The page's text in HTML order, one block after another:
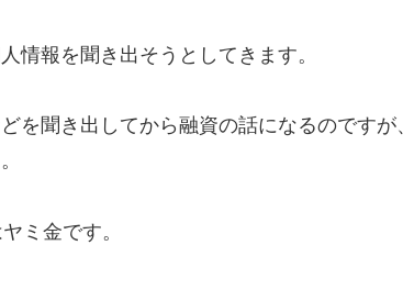
情報を聞き出そうとしてきます。
を聞き出してから融資の話になるのですが
ミ金です。